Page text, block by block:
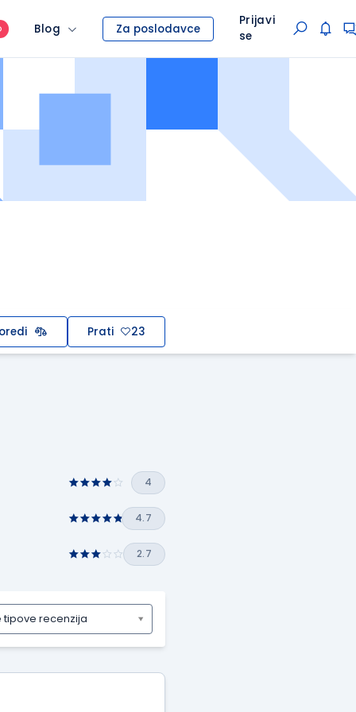
Blog Za poslodavce
Prijavi
se
Prati 23
4
4.7
2.7
tipove recenzija